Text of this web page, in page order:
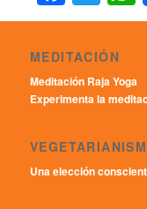
MEDITACIÓN
Meditación Raja Yoga
Experimenta la
Una elección